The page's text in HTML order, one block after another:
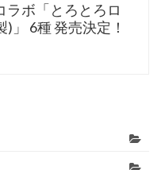
ラボ「とろとろロ
」 6種 発売決定！